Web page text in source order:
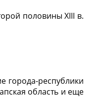
половины XIII в.
города-республики
область и еще